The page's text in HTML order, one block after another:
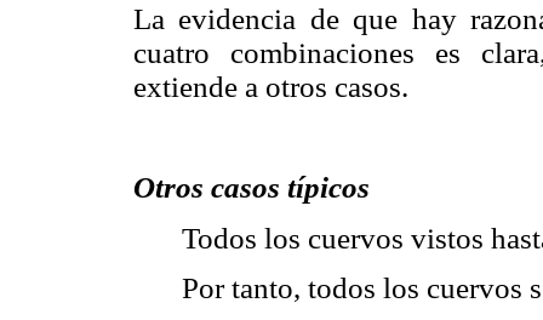
La evidencia de que hay
cuatro combinaciones es
extiende a otros casos.
Otros casos típicos
Todos los cuervos vistos
Por tanto, todos los cuervos